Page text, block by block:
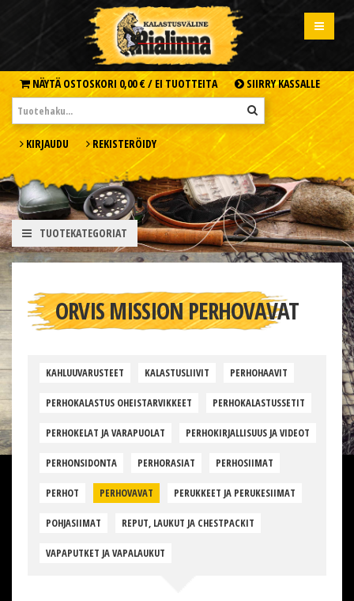
NÄYTÄ OSTOSKORI 0,00 € / EI TUOTTEITA SIIRRY KASSALLE
KIRJAUDU REKISTERÖIDY
TUOTEKATEGORIAT
ORVIS MISSION PERHOVAVAT
KAHLUUVARUSTEET KALASTUSLIIVIT PERHOHAAVIT
PERHOKALASTUS OHEISTARVIKKEET PERHOKALASTUSSETIT
PERHOKELAT JA VARAPUOLAT PERHOKIRJALLISUUS JA VIDEOT
PERHONSIDONTA PERHORASIAT PERHOSIIMAT
PERHOT PERHOVAVAT PERUKKEET JA PERUKESIIMAT
POHJASIIMAT REPUT, LAUKUT JA CHESTPACKIT
VAPAPUTKET JA VAPALAUKUT